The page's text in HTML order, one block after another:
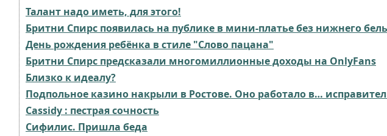
Талант надо иметь, для этого!
Бритни Спирс появилась на публике в мини-платье без нижнего
День рождения ребёнка в стиле "Слово пацана"
Бритни Спирс предсказали многомиллионные доходы на OnlyFans
Близко к идеалу?
Подпольное казино накрыли в Ростове. Оно работало в…
Cassidy : пестрая сочность
Сифилис. Пришла беда⁠⁠